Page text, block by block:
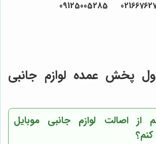
پخش عمده لوازم جانبی
از اصالت لوازم جانبی موبایل